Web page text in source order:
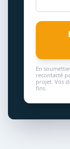
En
recontacté
projet. Vos
fins.